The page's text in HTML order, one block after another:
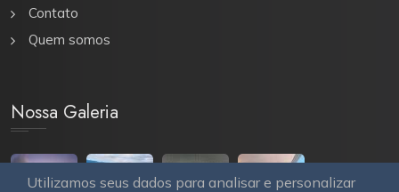
Utilizamos seus dados para analisar e personalizar
Contato
Quem somos
Nossa Galeria